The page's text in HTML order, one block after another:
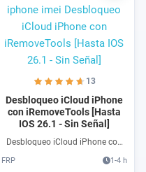
13
Desbloqueo iCloud iPhone
con iRemoveTools [Hasta
IOS 26.1 - Sin Señal]
Desbloqueo iCloud iPhone con
compatible con Mac & Windows.
FRP 1-4 h